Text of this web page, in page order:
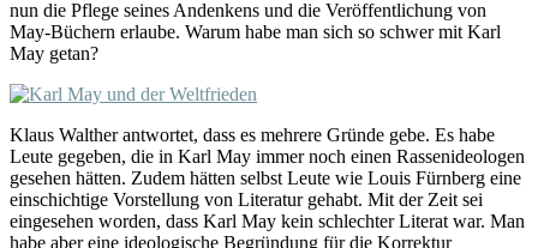
nun die Pflege seines Andenkens und die Veröffentlichung von
May-Büchern erlaube. Warum habe man sich so schwer mit Karl
May getan?
Klaus Walther antwortet, dass es mehrere Gründe gebe. Es habe
Leute gegeben, die in Karl May immer noch einen Rassenideologen
gesehen hätten. Zudem hätten selbst Leute wie Louis Fürnberg eine
einschichtige Vorstellung von Literatur gehabt. Mit der Zeit sei
eingesehen worden, dass Karl May kein schlechter Literat war. Man
habe aber eine ideologische Begründung für die Korrektur